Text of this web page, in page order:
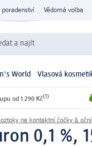
poradenství Vědomá volba
a najít
World Vlasová
od 1 290 Kč(1)
na kontaktní čočky &
0,1 %,